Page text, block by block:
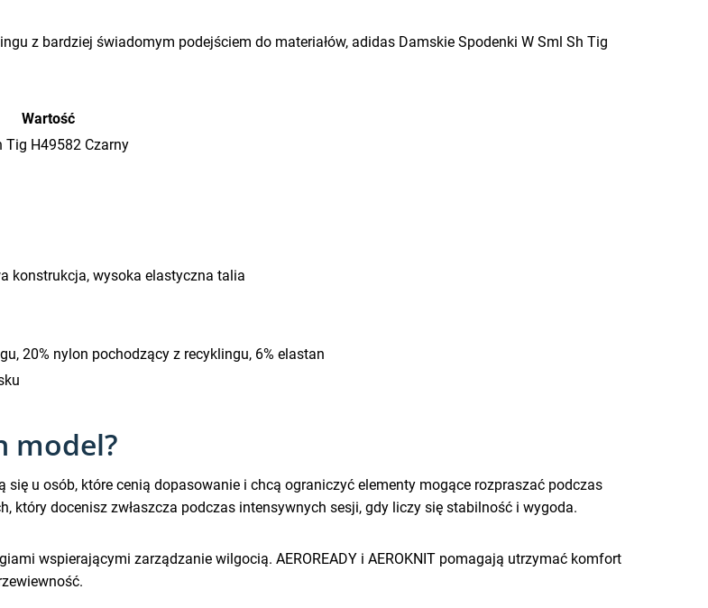
z bardziej świadomym podejściem do materiałów, adidas Damskie Spodenki W Sml Sh Tig
Wartość
Tig H49582 Czarny
konstrukcja, wysoka elastyczna talia
20% nylon pochodzący z recyklingu, 6% elastan
model?
u osób, które cenią dopasowanie i chcą ograniczyć elementy mogące rozpraszać podczas
który docenisz zwłaszcza podczas intensywnych sesji, gdy liczy się stabilność i wygoda.
wspierającymi zarządzanie wilgocią. AEROREADY i AEROKNIT pomagają utrzymać komfort